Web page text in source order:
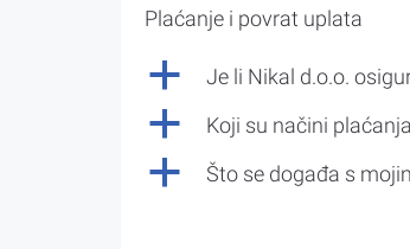
Plaćanje i povrat uplata
a Je li Nikal d.o.o.
a Koji su načini
a Što se događa s